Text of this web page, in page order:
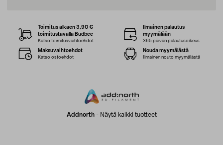
Addnorth- Näytä kaikki tuotteet
Toimitus alkaen 3,90 €
toimitustavalla Budbee
Katso toimitusvaihtoehdot
Ilmainen palautus
myymälään
365 päivän palautusoikeus
Maksuvaihtoehdot
Katso ostoehdot
Nouda myymälästä
Ilmainen nouto myymälästä